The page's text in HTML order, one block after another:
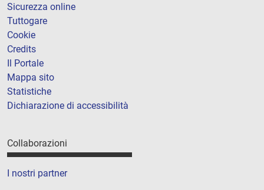
Sicurezza online
Tuttogare
Cookie
Credits
Il Portale
Mappa sito
Statistiche
Dichiarazione di accessibilità
Collaborazioni
I nostri partner